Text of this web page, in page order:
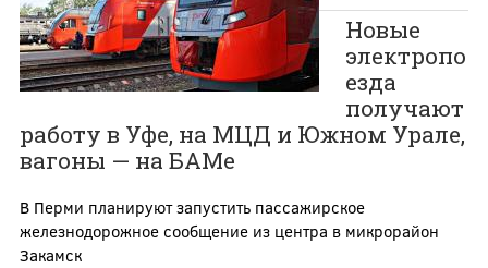
Новые
электропо
езда
получают
работу в Уфе, на МЦД и Южном Урале,
вагоны — на БАМе
В Перми планируют запустить пассажирское
железнодорожное сообщение из центра в микрорайон
Закамск